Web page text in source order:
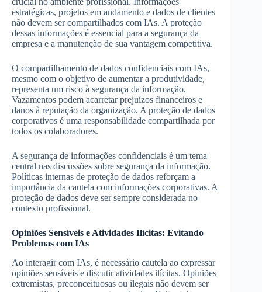
estratégicas, projetos em andamento e dados de clientes
não devem ser compartilhados com IAs. A proteção
dessas informações é essencial para a segurança da
empresa e a manutenção de sua vantagem competitiva.
O compartilhamento de dados confidenciais com IAs,
mesmo com o objetivo de aumentar a produtividade,
representa um risco à segurança da informação.
Vazamentos podem acarretar prejuízos financeiros e
danos à reputação da organização. A proteção de dados
corporativos é uma responsabilidade compartilhada por
todos os colaboradores.
A segurança de informações confidenciais é um tema
central nas discussões sobre segurança da informação.
Políticas internas de proteção de dados reforçam a
importância da cautela com informações corporativas. A
proteção de dados deve ser sempre considerada no
contexto profissional.
Opiniões Sensíveis e Atividades Ilícitas: Evitando
Problemas com IAs
Ao interagir com IAs, é necessário cautela ao expressar
opiniões sensíveis e discutir atividades ilícitas. Opiniões
extremistas, preconceituosas ou ilegais não devem ser